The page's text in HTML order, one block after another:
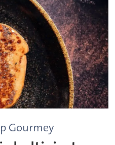
Gourmey